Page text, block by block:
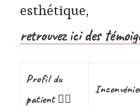
esthétique,
retrouvez ici des
Profil du
patient 👨‍⚕️